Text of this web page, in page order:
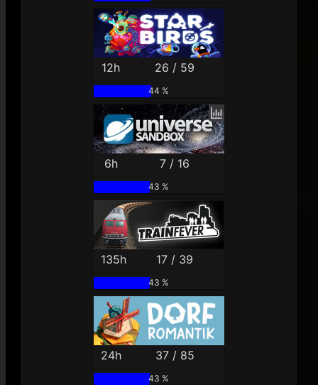
12h 26 / 59
44 %
6h 7 / 16
43 %
135h 17 / 39
43 %
24h 37 / 85
43 %